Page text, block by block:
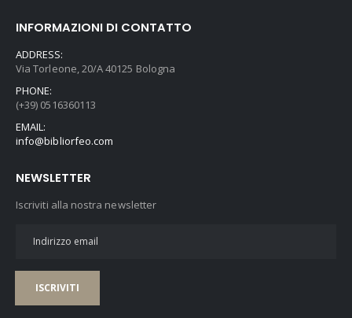
INFORMAZIONI DI CONTATTO
ADDRESS:
Via Torleone, 20/A 40125 Bologna
PHONE:
(+39) 0516360113
EMAIL:
info@bibliorfeo.com
NEWSLETTER
Iscriviti alla nostra newsletter
ISCRIVITI